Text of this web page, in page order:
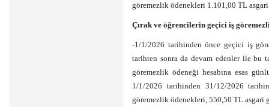
göremezlik ödenekleri 1.101,00 TL
Çırak ve öğrencilerin geçici iş
-1/1/2026 tarihinden önce geçici iş
tarihten sonra da devam edenler ile bu
göremezlik ödeneği hesabına esas
1/1/2026 tarihinden 31/12/2026
göremezlik ödenekleri, 550,50 TL asgari